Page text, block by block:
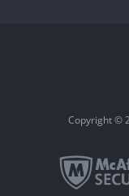
Copyright ©